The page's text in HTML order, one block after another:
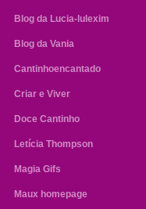
Blog da Lucia-lulexim
Blog da Vania
Cantinhoencantado
Criar e Viver
Doce Cantinho
Letícia Thompson
Magia Gifs
Maux homepage